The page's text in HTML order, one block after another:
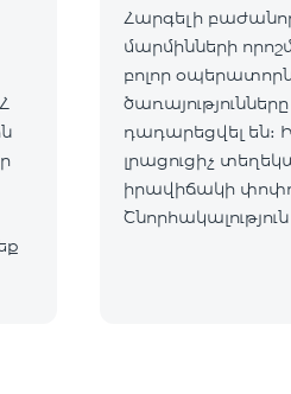
Հարգելի
մարմինների
բոլոր
դադարեցվել են։
լրացուցիչ
իրավիճակի